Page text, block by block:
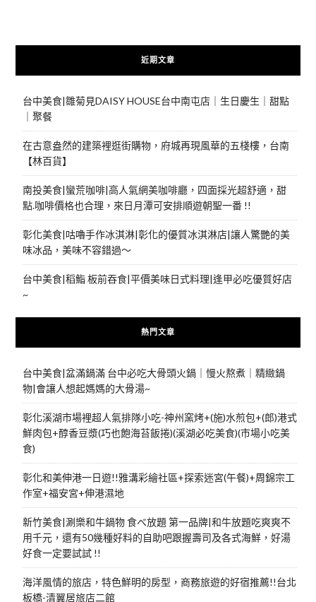
近期文章
台中美食|雛菊見DAISY HOUSE台中南屯店｜生日慶生｜甜點
｜聚餐
在古意盎然的建築裡逛街購物，府城再現風華的五棧樓，台南
【林百貨】
南投美食|蠻荒咖啡|高人氣網美咖啡廳，四面採光超舒適，甜
點.咖啡價格也合理，來日月潭可安排順遊朝聖一番 !!
彰化美食|咕嚕手作冰淇淋|彰化的優質冰淇淋店|讓人驚艷的美
味冰品，美味不容錯過～
台中美食|稻鮨 板前吞食|平價美味日式料理|逢甲必吃優質好店
~
熱門文章
台中美食|盆滿鍋滿 台中必吃大骨頭火鍋｜慢火熬煮｜精緻鍋
物|會讓人想起媽媽的大骨湯~
彰化溪湖市場裡超人氣排隊小吃-神州窯烤+(施)水煎包+(郎)港式
鮮肉包+醇香豆漿(巧也飽海苔飯捲)(溪湖必吃美食)(市場小吃美
食)
彰化和美伸港一日遊!!雅溝彩繪社區+探索迷宮(午餐)+周錦宗工
作室+福安宮+伸港濕地
新竹美食|涮樂和牛鍋物 食べ放題 第一品牌|和牛放題吃爽爽不
用千元，還有50幾種好料的自助吧跟握壽司及各式海鮮，好湯
好食一定要試試 !!
海洋風情的旅店，特色鮮明的房型，商務旅遊的好宿推薦!!台北
板橋-清翼居旅店二館